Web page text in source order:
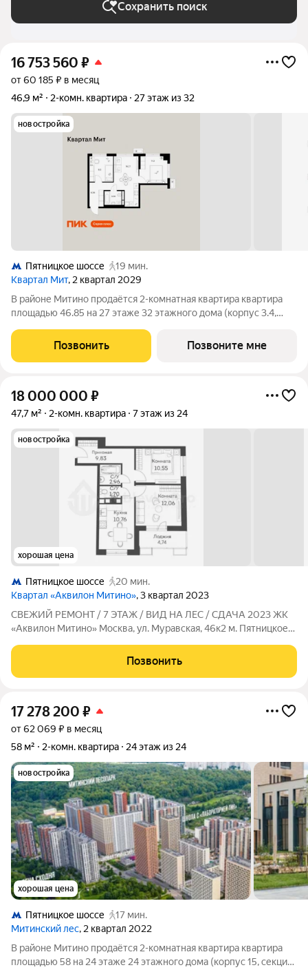
Сохранить поиск
16 753 560 ₽
от 60 185 ₽ в месяц
46,9 м²
2-комн. квартира 27 этаж из 32
новостройка
Пятницкое шоссе
19 мин.
Квартал Мит, 2 квартал 2029
В районе Митино продаётся 2-комнатная квартира квартира
площадью 46.85 на 27 этаже 32 этажного дома (корпус 3.4,
расположение 20 минут пешком до станции метро
«Пятницкое шоссе». 8 минут на автомобиле
Позвонить Позвоните мне
18 000 000 ₽
47,7 м² 2-комн. квартира 7 этаж из 24
новостройка
хорошая цена
Пятницкое шоссе
20 мин.
Квартал «Аквилон Митино», 3 квартал 2023
СВЕЖИЙ РЕМОНТ / 7 ЭТАЖ / ВИД НА ЛЕС / СДАЧА 2023 ЖК
«Аквилон Митино» Москва, ул. Муравская, 46к2 м. Пятницкое
нельзя просто «посмотреть»? Её нужно «примерить» на свою
жизнь. Представьте: завтра
Позвонить
17 278 200 ₽
от 62 069 ₽ в месяц
58 м²
2-комн. квартира 24 этаж из 24
новостройка
хорошая цена
Пятницкое шоссе
17 мин.
Митинский лес, 2 квартал 2022
В районе Митино продаётся 2-комнатная квартира квартира
площадью 58 на 24 этаже 24 этажного дома (корпус 15, секция